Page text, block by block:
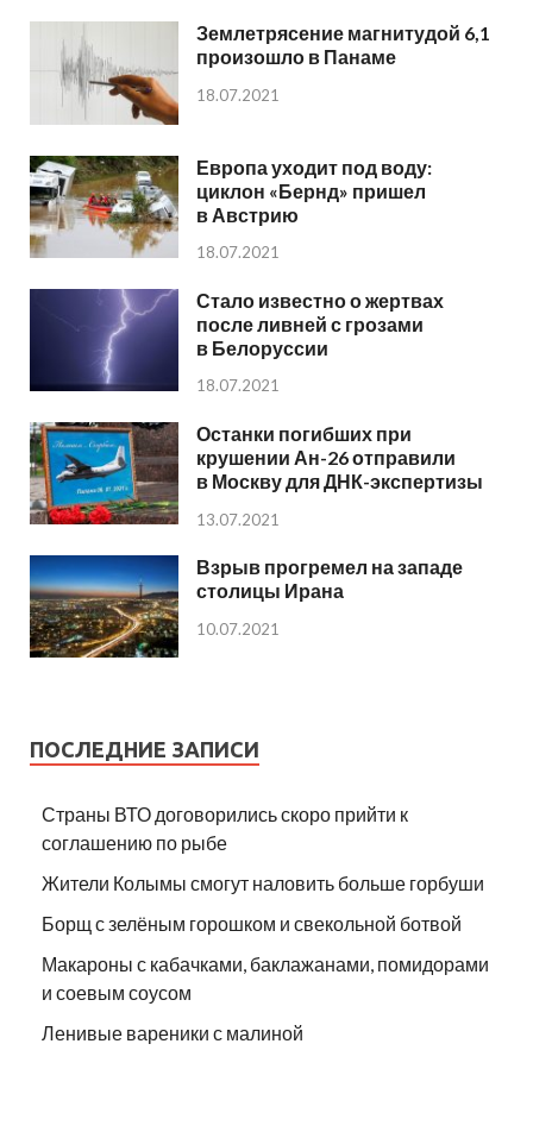
Землетрясение магнитудой 6,1
произошло в Панаме
18.07.2021
Европа уходит под воду:
циклон «Бернд» пришел
в Австрию
18.07.2021
Стало известно о жертвах
после ливней с грозами
в Белоруссии
18.07.2021
Останки погибших при
крушении Ан-26 отправили
в Москву для ДНК-экспертизы
13.07.2021
Взрыв прогремел на западе
столицы Ирана
10.07.2021
ПОСЛЕДНИЕ ЗАПИСИ
Страны ВТО договорились скоро прийти к
соглашению по рыбе
Жители Колымы смогут наловить больше горбуши
Борщ с зелёным горошком и свекольной ботвой
Макароны с кабачками, баклажанами, помидорами
и соевым соусом
Ленивые вареники с малиной